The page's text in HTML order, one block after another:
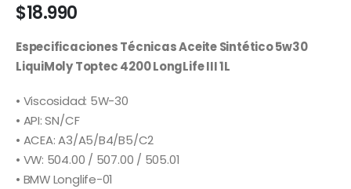
$18.990
Especificaciones Técnicas Aceite Sintético 5w30
LiquiMoly Toptec 4200 LongLife III 1L
• Viscosidad: 5W-30
• API: SN/CF
• ACEA: A3/A5/B4/B5/C2
• VW: 504.00 / 507.00 / 505.01
• BMW Longlife-01